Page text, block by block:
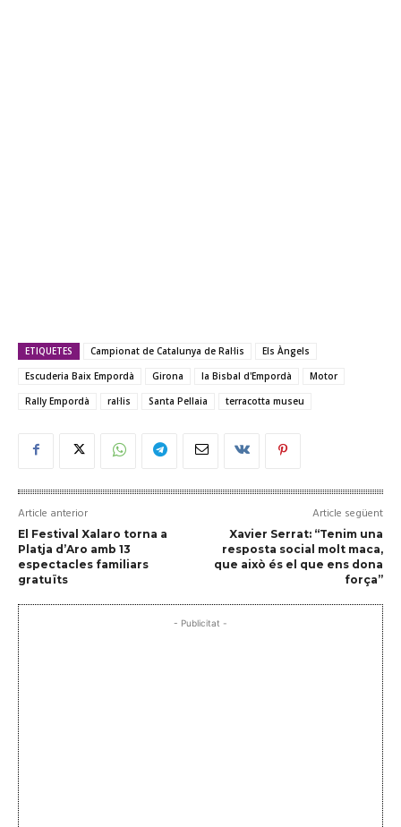
ETIQUETES Campionat de Catalunya de Ral·lis
Els Àngels
Escuderia Baix Empordà
Girona la Bisbal d'Empordà
Motor
Rally Empordà
ral·lis Santa Pellaia terracotta museu
Article anterior
El Festival Xalaro torna a
Platja d’Aro amb 13
espectacles familiars
gratuïts
Article següent
Xavier Serrat: “Tenim una
resposta social molt maca,
que això és el que ens dona
força”
- Publicitat -